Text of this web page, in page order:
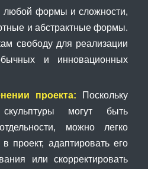
любой формы и сложности,
и абстрактные формы.
свободу для реализации
и инновационных
проекта: Поскольку
могут быть
можно легко
проект, адаптировать его
или скорректировать